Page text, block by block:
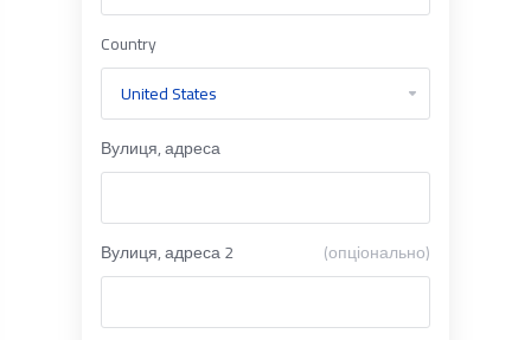
Country
Вулиця, адреса
Вулиця, адреса 2 (опціонально)